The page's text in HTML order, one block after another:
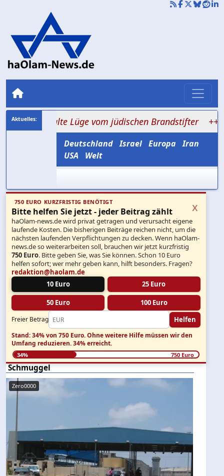
alte Lüge vom jüdischen Brandstifter +++
Deutschland Israel Europa Iran
USA
Welt
750 EURO KURZFRISTIG BENÖTIGT
Bitte helfen Sie jetzt - jeder Beitrag zählt
haOlam-news.de wird privat getragen und verursacht eigene
laufende Kosten. Die bisherigen Beiträge reichen nicht, um die
nächsten laufenden Verpflichtungen zu decken. Wenn haOlam-
news.de so weiterarbeiten soll, brauchen wir jetzt kurzfristig
750 Euro. Bitte geben Sie, was Sie können. Schon 10 Euro
helfen sofort; wer mehr geben kann, hilft besonders. Fragen?
redaktion@haolam.de
10 Euro
25 Euro
50 Euro 100 Euro
Freier Betrag Helfen
x
Stand: 34% von 750 Euro.Ohne weitere Hilfe müssen wir den
Umfang reduzieren.34% erreicht.
34% 750 Euro
Schmuggel
Zero0000